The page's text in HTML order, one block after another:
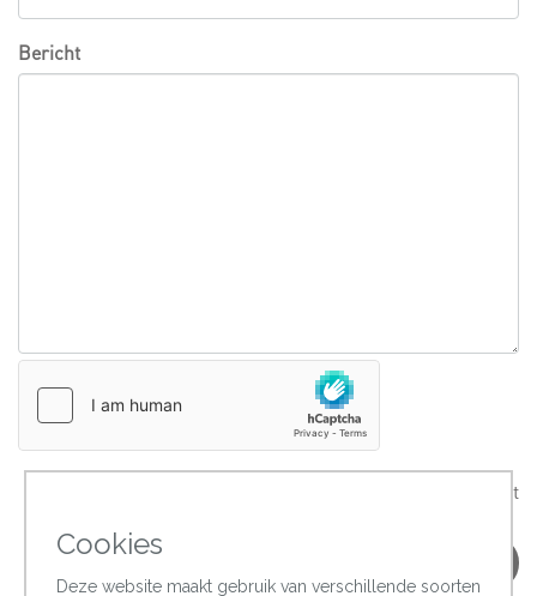
Bericht
* verplicht
Cookies
Deze website maakt gebruik van verschillende soorten
Cookies
Deze website maakt gebruik van verschillende soorten